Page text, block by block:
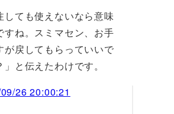
しても使えないなら意味
すね。スミマセン、お手
が戻してもらっていいで
」と伝えたわけです。
26 20:00:21